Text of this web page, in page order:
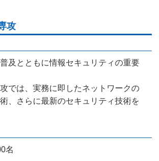
攻
及とともに情報セキュリティの重要
では、実務に即したネットワークの
、さらに最新のセキュリティ技術を
名